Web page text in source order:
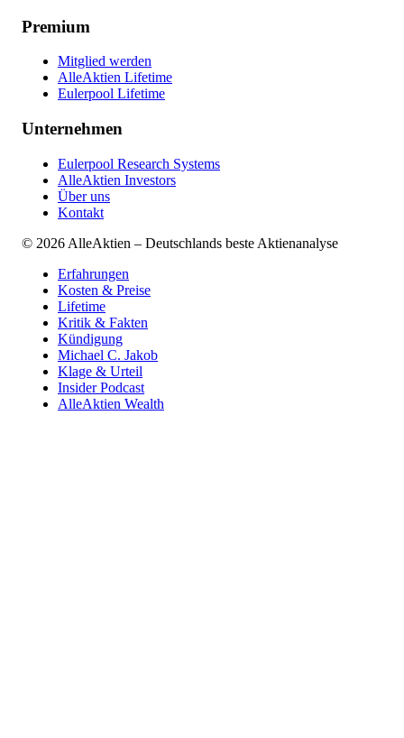
Premium
Mitglied werden
AlleAktien Lifetime
Eulerpool Lifetime
Unternehmen
Eulerpool Research Systems
AlleAktien Investors
Über uns
Kontakt
© 2026 AlleAktien – Deutschlands beste Aktienanalyse
Erfahrungen
Kosten & Preise
Lifetime
Kritik & Fakten
Kündigung
Michael C. Jakob
Klage & Urteil
Insider Podcast
AlleAktien Wealth